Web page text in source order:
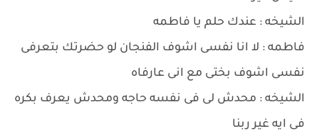
الشيخه : عندك حلم يا فاطمه
فاطمه : لا انا نفسى اشوف الفنجان لو حضرتك بتعرفى
نفسى اشوف بختى مع انى عارفاه
الشيخه : محدش لى فى نفسه حاجه ومحدش يعرف بكره
فى ايه غير ربنا